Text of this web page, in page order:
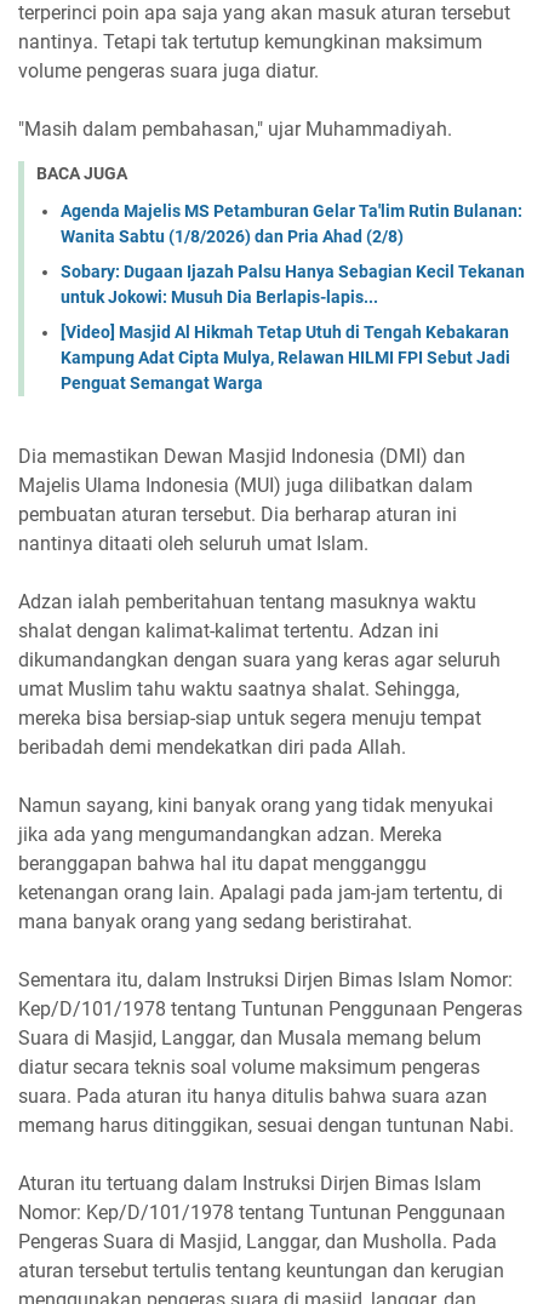
terperinci poin apa saja yang akan masuk aturan tersebut
nantinya. Tetapi tak tertutup kemungkinan maksimum
volume pengeras suara juga diatur.
"Masih dalam pembahasan," ujar Muhammadiyah.
BACA JUGA
Agenda Majelis MS Petamburan Gelar Ta'lim Rutin Bulanan:
Wanita Sabtu (1/8/2026) dan Pria Ahad (2/8)
Sobary: Dugaan Ijazah Palsu Hanya Sebagian Kecil Tekanan
untuk Jokowi: Musuh Dia Berlapis-lapis...
[Video] Masjid Al Hikmah Tetap Utuh di Tengah Kebakaran
Kampung Adat Cipta Mulya, Relawan HILMI FPI Sebut Jadi
Penguat Semangat Warga
Dia memastikan Dewan Masjid Indonesia (DMI) dan
Majelis Ulama Indonesia (MUI) juga dilibatkan dalam
pembuatan aturan tersebut. Dia berharap aturan ini
nantinya ditaati oleh seluruh umat Islam.
Adzan ialah pemberitahuan tentang masuknya waktu
shalat dengan kalimat-kalimat tertentu. Adzan ini
dikumandangkan dengan suara yang keras agar seluruh
umat Muslim tahu waktu saatnya shalat. Sehingga,
mereka bisa bersiap-siap untuk segera menuju tempat
beribadah demi mendekatkan diri pada Allah.
Namun sayang, kini banyak orang yang tidak menyukai
jika ada yang mengumandangkan adzan. Mereka
beranggapan bahwa hal itu dapat mengganggu
ketenangan orang lain. Apalagi pada jam-jam tertentu, di
mana banyak orang yang sedang beristirahat.
Sementara itu, dalam Instruksi Dirjen Bimas Islam Nomor:
Kep/D/101/1978 tentang Tuntunan Penggunaan Pengeras
Suara di Masjid, Langgar, dan Musala memang belum
diatur secara teknis soal volume maksimum pengeras
suara. Pada aturan itu hanya ditulis bahwa suara azan
memang harus ditinggikan, sesuai dengan tuntunan Nabi.
Aturan itu tertuang dalam Instruksi Dirjen Bimas Islam
Nomor: Kep/D/101/1978 tentang Tuntunan Penggunaan
Pengeras Suara di Masjid, Langgar, dan Musholla. Pada
aturan tersebut tertulis tentang keuntungan dan kerugian
menggunakan pengeras suara di masjid, langgar, dan